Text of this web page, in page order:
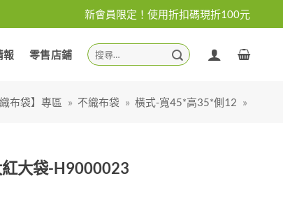
新會員限定！使用折扣碼現折100元
報 零售店鋪
搜
尋
字:
織布袋】專區 » 不織布袋 » 橫式-寬45*高35*側12 »
大袋-H9000023